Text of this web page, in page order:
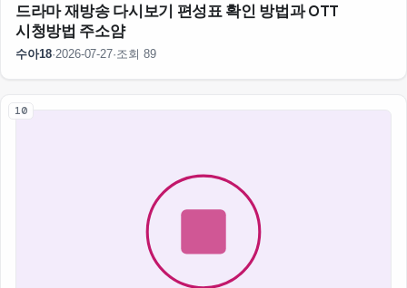
드라마 재방송 다시보기 편성표 확인 방법과 OTT
시청방법 주소얌
수아18·2026-07-27·조회 89
10